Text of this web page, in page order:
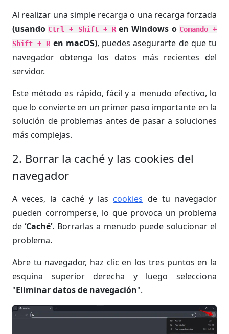
Al realizar una simple recarga o una recarga forzada
(usando Ctrl + Shift + Ren Windows o Comando +
Shift + Ren macOS), puedes asegurarte de que tu
navegador obtenga los datos más recientes del
servidor.
Este método es rápido, fácil y a menudo efectivo, lo
que lo convierte en un primer paso importante en la
solución de problemas antes de pasar a soluciones
más complejas.
2. Borrar la caché y las cookies del
navegador
A veces, la caché y las cookies de tu navegador
pueden corromperse, lo que provoca un problema
de‘Caché’. Borrarlas a menudo puede solucionar el
problema.
Abre tu navegador, haz clic en los tres puntos en la
esquina superior derecha y luego selecciona
"Eliminar datos de navegación".